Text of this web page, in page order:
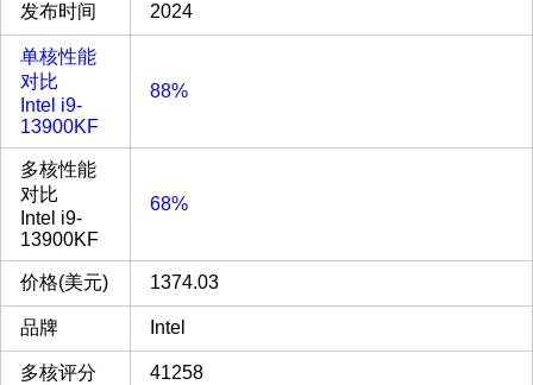
发布时间 2024
单核性能
对比
Intel i9-
13900KF
88%
多核性能
对比
Intel i9-
13900KF
68%
价格(美元) 1374.03
品牌 Intel
多核评分 41258